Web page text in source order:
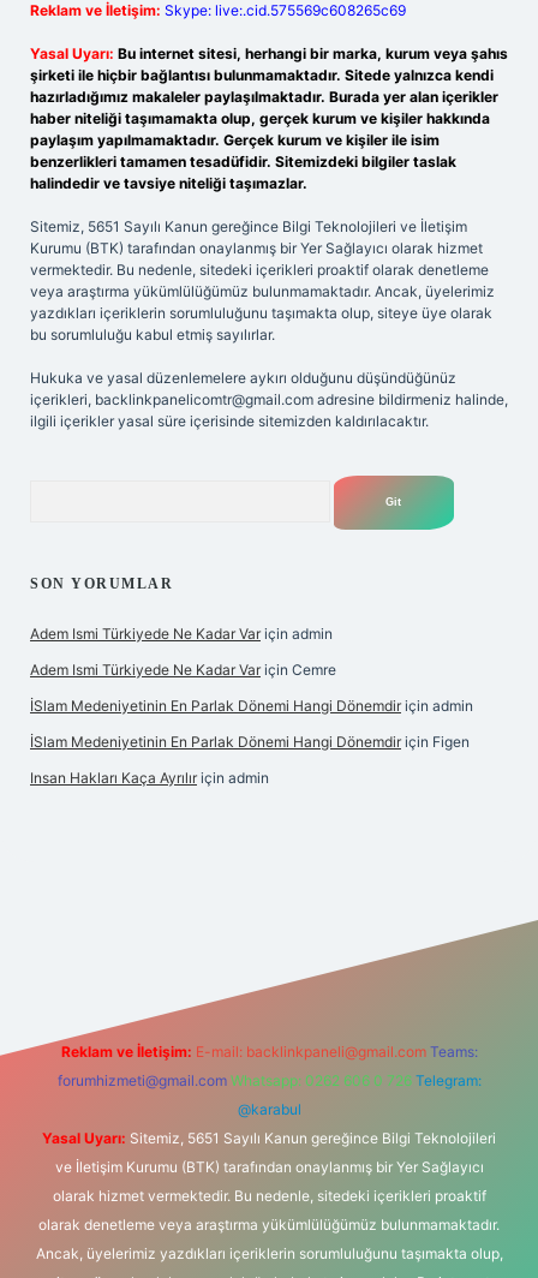
Reklam ve İletişim: Skype: live:.cid.575569c608265c69
Yasal Uyarı: Bu internet sitesi, herhangi bir marka, kurum veya şahıs
şirketi ile hiçbir bağlantısı bulunmamaktadır. Sitede yalnızca kendi
hazırladığımız makaleler paylaşılmaktadır. Burada yer alan içerikler
haber niteliği taşımamakta olup, gerçek kurum ve kişiler hakkında
paylaşım yapılmamaktadır. Gerçek kurum ve kişiler ile isim
benzerlikleri tamamen tesadüfidir. Sitemizdeki bilgiler taslak
halindedir ve tavsiye niteliği taşımazlar.
Sitemiz, 5651 Sayılı Kanun gereğince Bilgi Teknolojileri ve İletişim
Kurumu (BTK) tarafından onaylanmış bir Yer Sağlayıcı olarak hizmet
vermektedir. Bu nedenle, sitedeki içerikleri proaktif olarak denetleme
veya araştırma yükümlülüğümüz bulunmamaktadır. Ancak, üyelerimiz
yazdıkları içeriklerin sorumluluğunu taşımakta olup, siteye üye olarak
bu sorumluluğu kabul etmiş sayılırlar.
Hukuka ve yasal düzenlemelere aykırı olduğunu düşündüğünüz
içerikleri, backlinkpanelicomtr@gmail.com adresine bildirmeniz halinde,
ilgili içerikler yasal süre içerisinde sitemizden kaldırılacaktır.
SON YORUMLAR
Adem Ismi Türkiyede Ne Kadar Var için admin
Adem Ismi Türkiyede Ne Kadar Var için Cemre
İSlam Medeniyetinin En Parlak Dönemi Hangi Dönemdir için admin
İSlam Medeniyetinin En Parlak Dönemi Hangi Dönemdir için Figen
Insan Hakları Kaça Ayrılır için admin
Reklam ve İletişim: E-mail: backlinkpaneli@gmail.com Teams:
forumhizmeti@gmail.com Whatsapp: 0262 606 0 726 Telegram:
@karabul
Yasal Uyarı: Sitemiz, 5651 Sayılı Kanun gereğince Bilgi Teknolojileri
ve İletişim Kurumu (BTK) tarafından onaylanmış bir Yer Sağlayıcı
olarak hizmet vermektedir. Bu nedenle, sitedeki içerikleri proaktif
olarak denetleme veya araştırma yükümlülüğümüz bulunmamaktadır.
Ancak, üyelerimiz yazdıkları içeriklerin sorumluluğunu taşımakta olup,